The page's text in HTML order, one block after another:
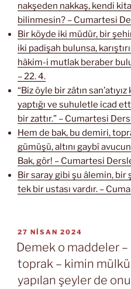
nakşeden nakkaş, kendi
bilinmesin? – Cumartesi
Bir köyde iki müdür, bir
iki padişah bulunsa,
hâkim-i mutlak beraber
– 22. 4.
“Biz öyle bir zâtın
yaptığı ve suhuletle icad
bir zattır.” – Cumartesi
Hem de bak, bu demiri,
gümüşü, altını gaybî
Bak, gör! – Cumartesi
Bir saray gibi şu âlemin,
tek bir ustası vardır. –
YAYIM
TARIHI
27 NISAN 2024
Demek o maddeler –
toprak – kimin
yapılan şeyler de